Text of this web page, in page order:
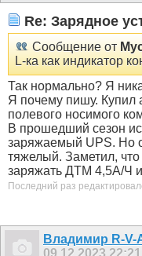
Re: Зарядное
Сообщение от
L-ка как индикатор
Так нормально? Я
Я почему пишу. Купил
полевого носимого
В прошедший сезон
заряжаемый UPS. Но
тяжелый. Заметил,
заряжать ДТМ 4,5А/Ч
Последний раз
Владимир R-V-
09.12.2023 22:21